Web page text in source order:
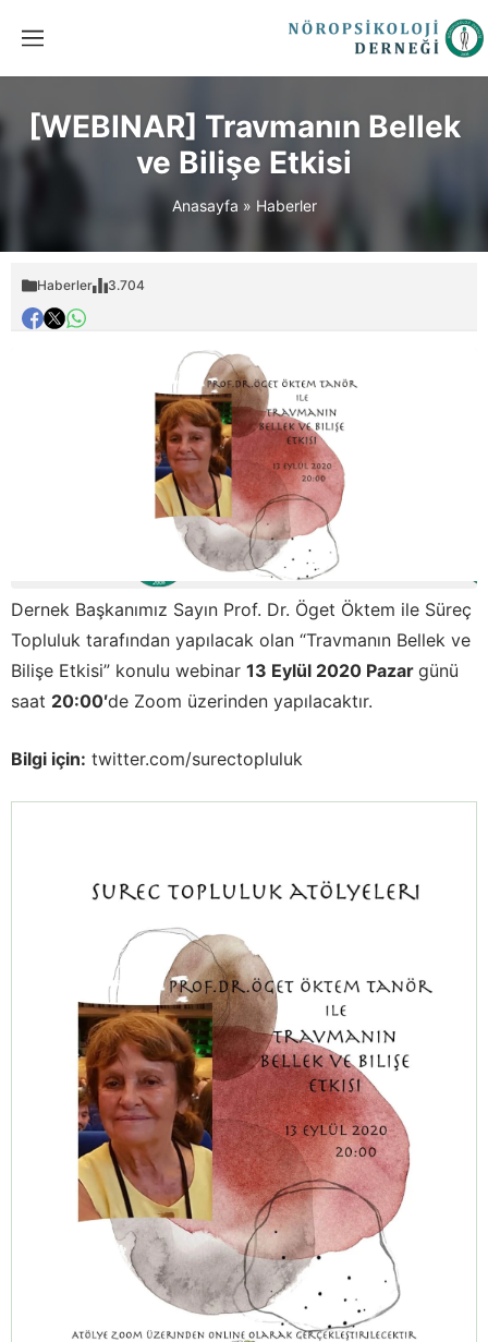
[WEBINAR] Travmanın Bellek
ve Bilişe Etkisi
Anasayfa » Haberler
Haberler 3.704
Dernek Başkanımız Sayın Prof. Dr. Öget Öktem ile Süreç
Topluluk tarafından yapılacak olan “Travmanın Bellek ve
Bilişe Etkisi” konulu webinar 13 Eylül 2020 Pazar günü
saat 20:00′de Zoom üzerinden yapılacaktır.
Bilgi için: twitter.com/surectopluluk